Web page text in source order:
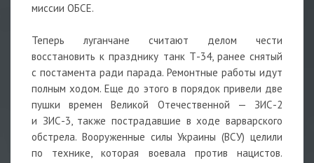
миссии ОБСЕ.
Теперь луганчане считают делом чести
восстановить к празднику танк Т-34, ранее снятый
с постамента ради парада. Ремонтные работы идут
полным ходом. Еще до этого в порядок привели две
пушки времен Великой Отечественной — ЗИС-2
и ЗИС-3, также пострадавшие в ходе варварского
обстрела. Вооруженные силы Украины (ВСУ) целили
по технике, которая воевала против нацистов.